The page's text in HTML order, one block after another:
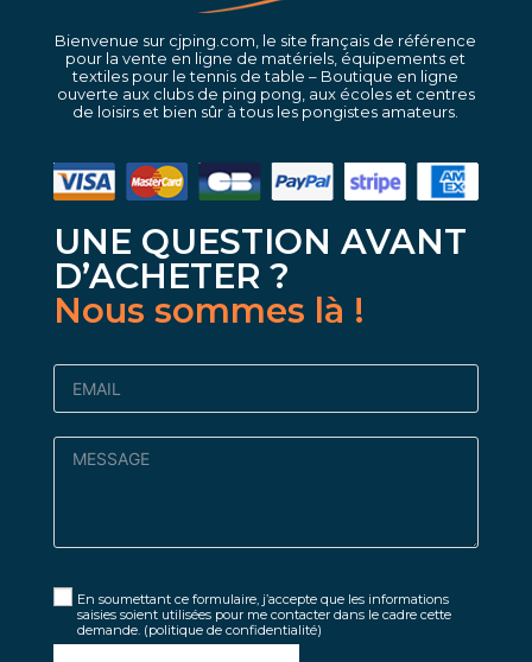
Bienvenue sur cjping.com, le site français de référence
pour la vente en ligne de matériels, équipements et
textiles pour le tennis de table – Boutique en ligne
ouverte aux clubs de ping pong, aux écoles et centres
de loisirs et bien sûr à tous les pongistes amateurs.
UNE QUESTION AVANT
D’ACHETER ?
Nous sommes là !
En soumettant ce formulaire, j’accepte que les informations
saisies soient utilisées pour me contacter dans le cadre cette
demande. (politique de confidentialité)